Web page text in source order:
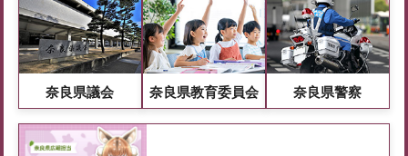
奈良県議会 奈良県教育委員会 奈良県警察